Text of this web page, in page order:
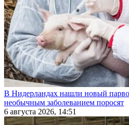
В Нидерландах нашли новый
необычным заболеванием поросят
6 августа 2026, 14:51